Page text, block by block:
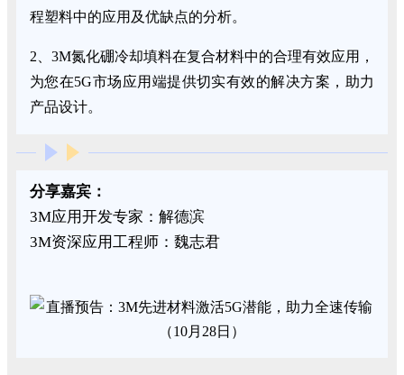
程塑料中的应用及优缺点的分析。
2、3M氮化硼冷却填料在复合材料中的合理有效应用，
为您在5G市场应用端提供切实有效的解决方案，助力
产品设计。
分享嘉宾：
3M应用开发专家：解德滨
3M资深应用工程师：魏志君